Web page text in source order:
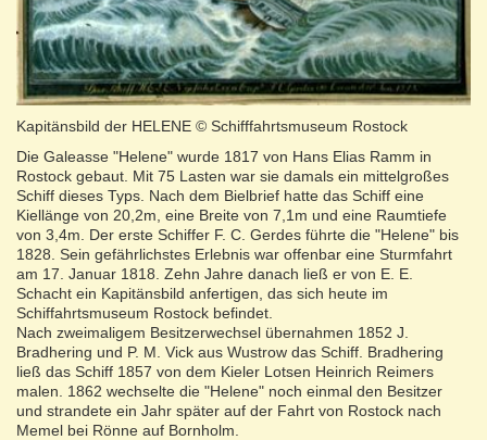
Kapitänsbild der HELENE © Schifffahrtsmuseum Rostock
Die Galeasse "Helene" wurde 1817 von Hans Elias Ramm in
Rostock gebaut. Mit 75 Lasten war sie damals ein mittelgroßes
Schiff dieses Typs. Nach dem Bielbrief hatte das Schiff eine
Kiellänge von 20,2m, eine Breite von 7,1m und eine Raumtiefe
von 3,4m. Der erste Schiffer F. C. Gerdes führte die "Helene" bis
1828. Sein gefährlichstes Erlebnis war offenbar eine Sturmfahrt
am 17. Januar 1818. Zehn Jahre danach ließ er von E. E.
Schacht ein Kapitänsbild anfertigen, das sich heute im
Schiffahrtsmuseum Rostock befindet.
Nach zweimaligem Besitzerwechsel übernahmen 1852 J.
Bradhering und P. M. Vick aus Wustrow das Schiff. Bradhering
ließ das Schiff 1857 von dem Kieler Lotsen Heinrich Reimers
malen. 1862 wechselte die "Helene" noch einmal den Besitzer
und strandete ein Jahr später auf der Fahrt von Rostock nach
Memel bei Rönne auf Bornholm.